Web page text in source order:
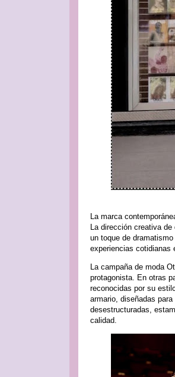
La marca
La dirección creativa
un toque de
experiencias cotidianas
La campaña de moda
protagonista. En otras
reconocidas por su
armario, diseñadas
desestructuradas,
calidad.